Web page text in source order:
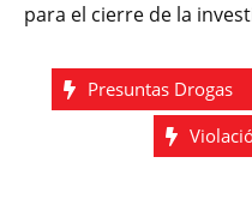
para el cierre de la
Presuntas Drogas